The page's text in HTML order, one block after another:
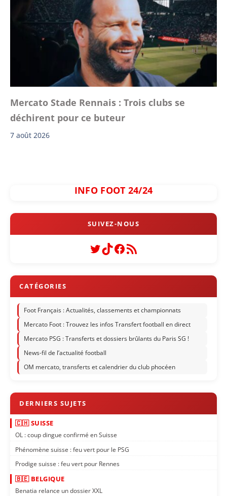
Mercato Stade Rennais : Trois clubs se
déchirent pour ce buteur
7 août 2026
INFO FOOT 24/24
Twitter
TikTok
Facebook
Flux RSS
Foot Français : Actualités, classements et championnats
Mercato Foot : Trouvez les infos Transfert football en direct
Mercato PSG : Transferts et dossiers brûlants du Paris SG !
News-fil de l’actualité football
OM mercato, transferts et calendrier du club phocéen
🇨🇭 SUISSE
OL : coup dingue confirmé en Suisse
Phénomène suisse : feu vert pour le PSG
Prodige suisse : feu vert pour Rennes
🇧🇪 BELGIQUE
Benatia relance un dossier XXL